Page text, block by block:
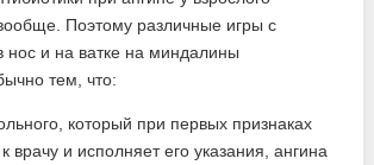
Поэтому различные игры с
нос и на ватке на миндалины
тем, что:
который при первых признаках
врачу и исполняет его указания, ангина